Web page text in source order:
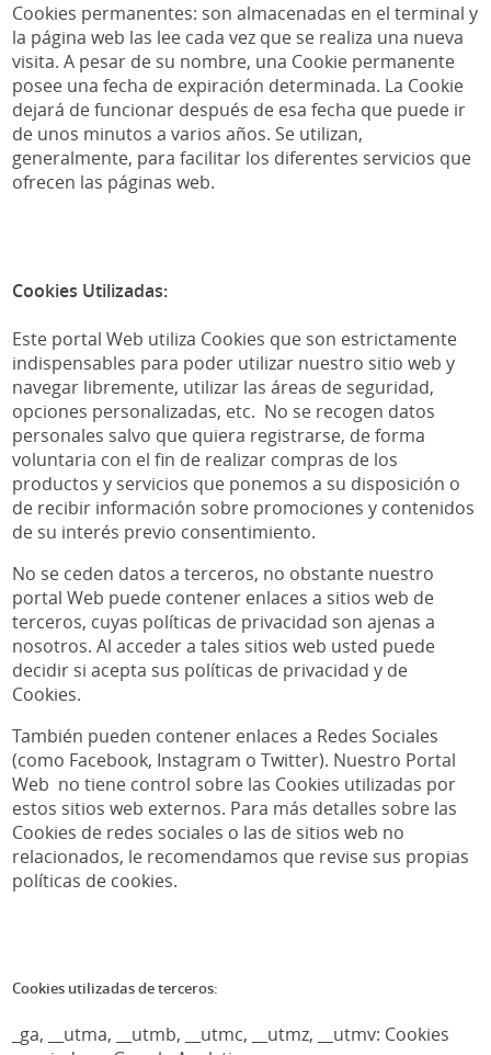
Cookies permanentes: son almacenadas en el terminal y
la página web las lee cada vez que se realiza una nueva
visita. A pesar de su nombre, una Cookie permanente
posee una fecha de expiración determinada. La Cookie
dejará de funcionar después de esa fecha que puede ir
de unos minutos a varios años. Se utilizan,
generalmente, para facilitar los diferentes servicios que
ofrecen las páginas web.
Cookies Utilizadas:
Este portal Web utiliza Cookies que son estrictamente
indispensables para poder utilizar nuestro sitio web y
navegar libremente, utilizar las áreas de seguridad,
opciones personalizadas, etc. No se recogen datos
personales salvo que quiera registrarse, de forma
voluntaria con el fin de realizar compras de los
productos y servicios que ponemos a su disposición o
de recibir información sobre promociones y contenidos
de su interés previo consentimiento.
No se ceden datos a terceros, no obstante nuestro
portal Web puede contener enlaces a sitios web de
terceros, cuyas políticas de privacidad son ajenas a
nosotros. Al acceder a tales sitios web usted puede
decidir si acepta sus políticas de privacidad y de
Cookies.
También pueden contener enlaces a Redes Sociales
(como Facebook, Instagram o Twitter). Nuestro Portal
Web no tiene control sobre las Cookies utilizadas por
estos sitios web externos. Para más detalles sobre las
Cookies de redes sociales o las de sitios web no
relacionados, le recomendamos que revise sus propias
políticas de cookies.
Cookies utilizadas de terceros:
_ga, __utma, __utmb, __utmc, __utmz, __utmv: Cookies